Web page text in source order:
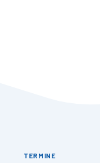
TERMINE